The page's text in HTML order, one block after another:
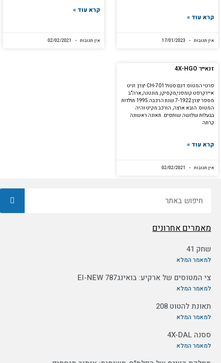
קרא עוד »
אין תגובות
קרא עוד »
אין תגובות
זנאייר 4X-HGO
פרטי המטוס: דגם:סטול CH-701 יצרן: זניט
איירקרפט קומפני,מקסיקו, מונטנה,ארה"ב
מספר יצרן:7-1922 שנת הרכבה:1995 תולדות
המטוס: הובא ארצה, הורכב מקיט והיה
בבעלות שלושה שותפים. תאונה ראשונה
קרתה
קרא עוד »
אין תגובות
מאמרים אחרונים
שחק 41
למאמר המלא
צי המטוסים של ארקיע: בואינג787 EI-NEW
למאמר המלא
תאונת להטוט 208
למאמר המלא
ססנה 4X-DAL
למאמר המלא